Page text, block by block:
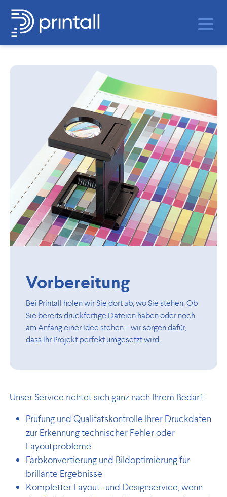
Vorbereitung
Bei Printall holen wir Sie dort ab, wo Sie stehen. Ob
Sie bereits druckfertige Dateien haben oder noch
am Anfang einer Idee stehen – wir sorgen dafür,
dass Ihr Projekt perfekt umgesetzt wird.
Unser Service richtet sich ganz nach Ihrem Bedarf:
Prüfung und Qualitätskontrolle Ihrer Druckdaten
zur Erkennung technischer Fehler oder
Layoutprobleme
Farbkonvertierung und Bildoptimierung für
brillante Ergebnisse
Kompletter Layout- und Designservice, wenn